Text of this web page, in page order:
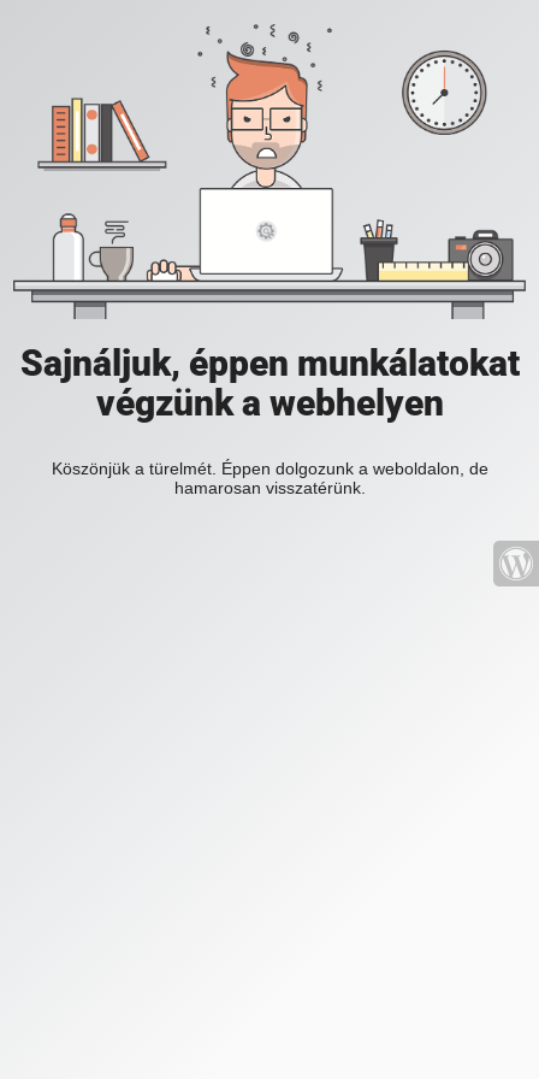
Sajnáljuk, éppen munkálatokat
végzünk a webhelyen
Köszönjük a türelmét. Éppen dolgozunk a weboldalon, de
hamarosan visszatérünk.